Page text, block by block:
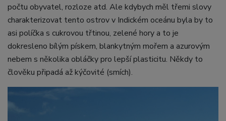
počtu obyvatel, rozloze atd. Ale kdybych měl třemi slovy
charakterizovat tento ostrov v Indickém oceánu byla by to
asi políčka s cukrovou třtinou, zelené hory a to je
dokresleno bílým pískem, blankytným mořem a azurovým
nebem s několika obláčky pro lepší plasticitu. Někdy to
člověku připadá až kýčovité (smích).